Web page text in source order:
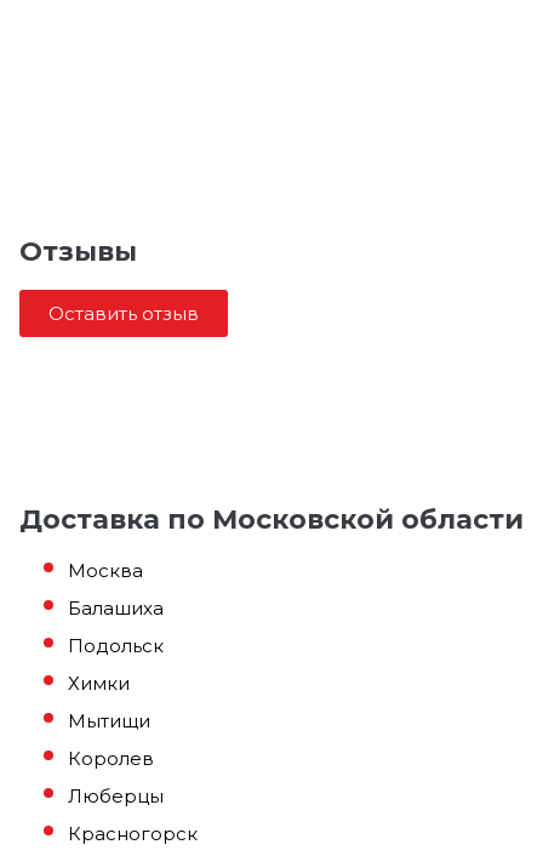
Отзывы
Оставить отзыв
Доставка по Московской области
Москва
Балашиха
Подольск
Химки
Мытищи
Королев
Люберцы
Красногорск